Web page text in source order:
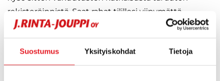
Suostumus Yksityiskohdat Tietoja
rekisteröinnistä. Saat rahat tilillesi viipymättä.
alueella hyväkuntoisia henkilö- ja pakettiautoja sekä
matkailuajoneuvoja. Myy autosi meille vaivatta koko